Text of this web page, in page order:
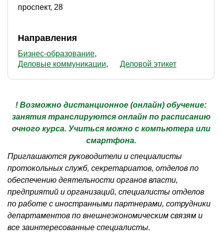
проспект, 28
Направления
Бизнес-образование
Деловые коммуникации
Деловой этикет
! Возможно дистанционное (онлайн) обучение:
занятия транслируются онлайн по расписанию
очного курса. Учиться можно с компьютера или
смартфона.
Приглашаются руководители и специалисты
протокольных служб, секретариатов, отделов по
обеспечению деятельности органов власти,
предприятий и организаций, специалисты отделов
по работе с иностранными партнерами, сотрудники
департаментов по внешнеэкономическим связям и
все заинтересованные специалисты.